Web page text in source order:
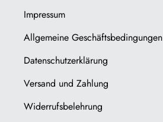
Impressum
Allgemeine Geschäftsbedingungen
Datenschutzerklärung
Versand und Zahlung
Widerrufsbelehrung